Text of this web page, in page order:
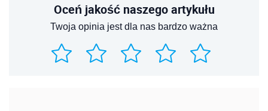
Oceń jakość naszego artykułu
Twoja opinia jest dla nas bardzo ważna